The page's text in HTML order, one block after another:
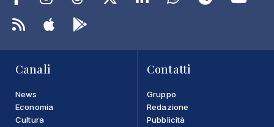
Canali
News
Economia
Cultura
Contatti
Gruppo
Redazione
Pubblicità